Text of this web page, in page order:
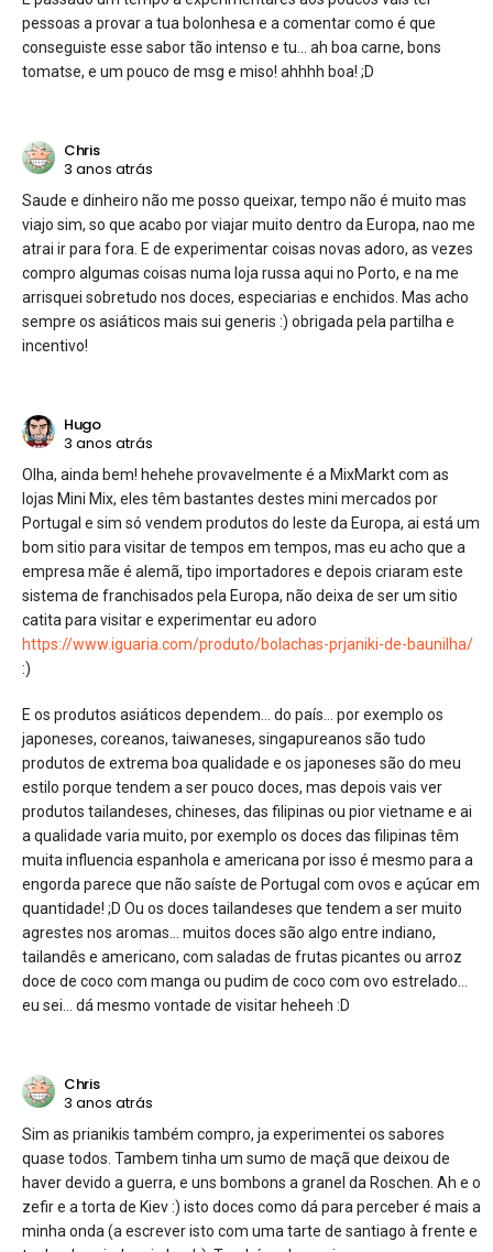
pessoas a provar a tua bolonhesa e a comentar como é que
conseguiste esse sabor tão intenso e tu… ah boa carne, bons
tomatse, e um pouco de msg e miso! ahhhh boa! ;D
Chris
3 anos atrás
Saude e dinheiro não me posso queixar, tempo não é muito mas
viajo sim, so que acabo por viajar muito dentro da Europa, nao me
atrai ir para fora. E de experimentar coisas novas adoro, as vezes
compro algumas coisas numa loja russa aqui no Porto, e na me
arrisquei sobretudo nos doces, especiarias e enchidos. Mas acho
sempre os asiáticos mais sui generis :) obrigada pela partilha e
incentivo!
Hugo
3 anos atrás
Olha, ainda bem! hehehe provavelmente é a MixMarkt com as
lojas Mini Mix, eles têm bastantes destes mini mercados por
Portugal e sim só vendem produtos do leste da Europa, ai está um
bom sitio para visitar de tempos em tempos, mas eu acho que a
empresa mãe é alemã, tipo importadores e depois criaram este
sistema de franchisados pela Europa, não deixa de ser um sitio
catita para visitar e experimentar eu adoro
https://www.iguaria.com/produto/bolachas-prjaniki-de-baunilha/
:)
E os produtos asiáticos dependem… do país… por exemplo os
japoneses, coreanos, taiwaneses, singapureanos são tudo
produtos de extrema boa qualidade e os japoneses são do meu
estilo porque tendem a ser pouco doces, mas depois vais ver
produtos tailandeses, chineses, das filipinas ou pior vietname e ai
a qualidade varia muito, por exemplo os doces das filipinas têm
muita influencia espanhola e americana por isso é mesmo para a
engorda parece que não saíste de Portugal com ovos e açúcar em
quantidade! ;D Ou os doces tailandeses que tendem a ser muito
agrestes nos aromas… muitos doces são algo entre indiano,
tailandês e americano, com saladas de frutas picantes ou arroz
doce de coco com manga ou pudim de coco com ovo estrelado…
eu sei… dá mesmo vontade de visitar heheeh :D
Chris
3 anos atrás
Sim as prianikis também compro, ja experimentei os sabores
quase todos. Tambem tinha um sumo de maçã que deixou de
haver devido a guerra, e uns bombons a granel da Roschen. Ah e o
zefir e a torta de Kiev :) isto doces como dá para perceber é mais a
minha onda (a escrever isto com uma tarte de santiago à frente e